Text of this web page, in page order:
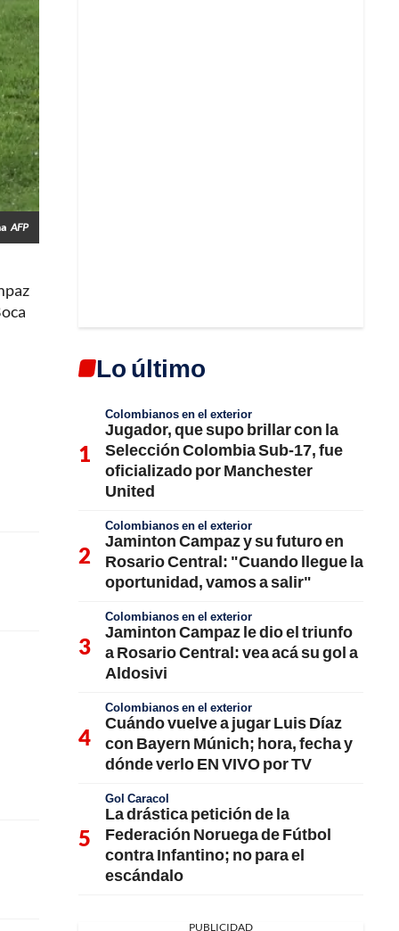
AFP
Lo último
Colombianos en el exterior
Jugador, que supo brillar con la
Selección Colombia Sub-17, fue
oficializado por Manchester
United
Colombianos en el exterior
Jaminton Campaz y su futuro en
Rosario Central: "Cuando llegue la
oportunidad, vamos a salir"
Colombianos en el exterior
Jaminton Campaz le dio el triunfo
a Rosario Central: vea acá su gol a
Aldosivi
Colombianos en el exterior
Cuándo vuelve a jugar Luis Díaz
con Bayern Múnich; hora, fecha y
dónde verlo EN VIVO por TV
Gol Caracol
La drástica petición de la
Federación Noruega de Fútbol
contra Infantino; no para el
escándalo
PUBLICIDAD